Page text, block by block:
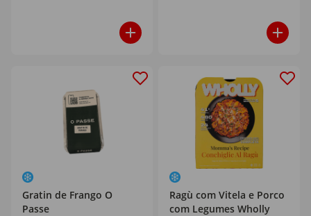
Gratin de Frango O
Passe
Ragù com Vitela e Porco
com Legumes Wholly